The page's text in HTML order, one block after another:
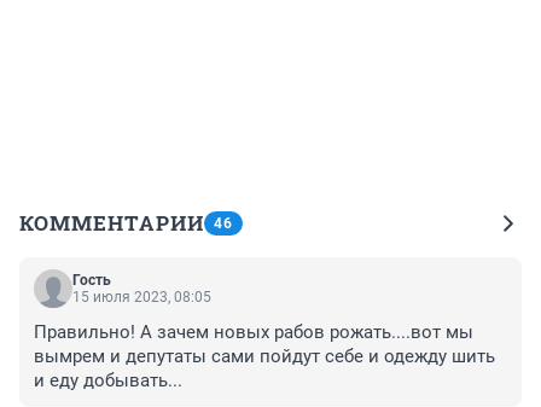
КОММЕНТАРИИ 46
Гость
15 июля 2023, 08:05
Правильно! А зачем новых рабов рожать....вот мы
вымрем и депутаты сами пойдут себе и одежду шить
и еду добывать...